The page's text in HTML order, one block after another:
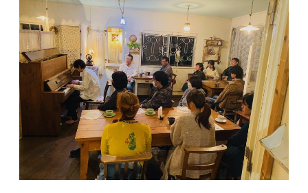
テーマ
ライブ・スケジュール
作品
オンライン・ショップ
ギャラリー